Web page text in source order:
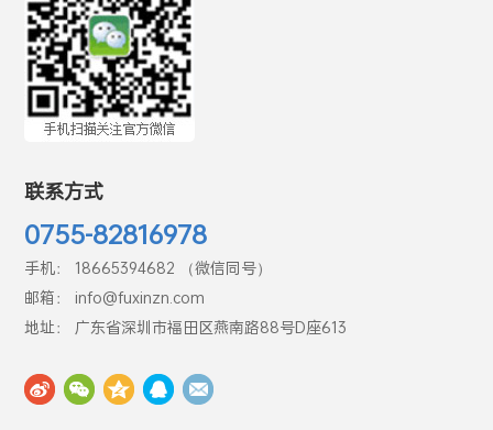
联系方式
0755-82816978
手机： 18665394682 （微信同号）
邮箱： info@fuxinzn.com
地址： 广东省深圳市福田区燕南路88号D座613